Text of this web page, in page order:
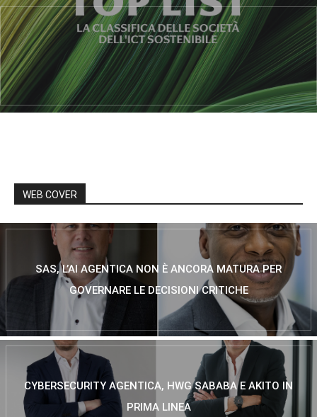
WEB COVER
SAS, L’AI AGENTICA NON È ANCORA MATURA PER
GOVERNARE LE DECISIONI CRITICHE
CYBERSECURITY AGENTICA, HWG SABABA E AKITO IN
PRIMA LINEA